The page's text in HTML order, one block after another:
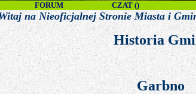
FORUM CZAT ()
Miasta i Gminy Korsze!!!
Historia
Garbno